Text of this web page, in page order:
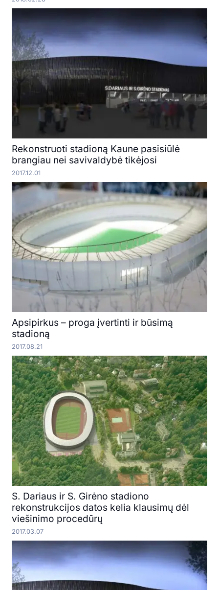
Rekonstruoti stadioną Kaune pasisiūlė
brangiau nei savivaldybė tikėjosi
2017.12.01
Apsipirkus – proga įvertinti ir būsimą
stadioną
2017.08.21
S. Dariaus ir S. Girėno stadiono
rekonstrukcijos datos kelia klausimų dėl
viešinimo procedūrų
2017.03.07